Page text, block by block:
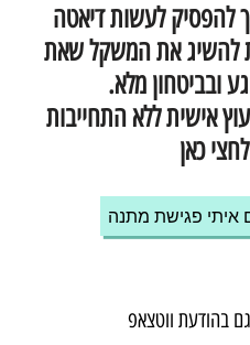
להפסיק לעשות דיאטה
להשיג את המשקל שאת
ובביטחון מלא.
אישית ללא התחייבות
לחצי כאן
איתי פגישת מתנה
בהודעת ווטצאפ